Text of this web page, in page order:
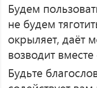
Будем
не будем
окрыляет, даёт
возводит
Будьте